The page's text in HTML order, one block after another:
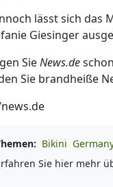
lässt sich das
Giesinger
SieNews.de
Sie brandheiße
Bikini
Sie hier mehr